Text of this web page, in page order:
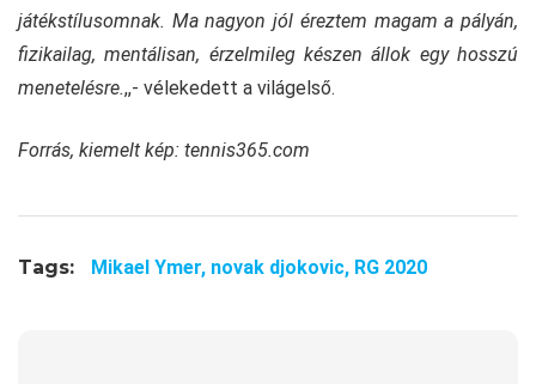
játékstílusomnak. Ma nagyon jól éreztem magam a pályán,
fizikailag, mentálisan, érzelmileg készen állok egy hosszú
menetelésre.,,- vélekedett a világelső.
Forrás, kiemelt kép: tennis365.com
Tags: Mikael Ymer, novak djokovic, RG 2020